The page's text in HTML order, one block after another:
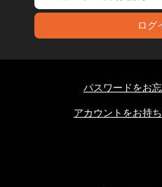
ログ
パスワードをお
アカウントをお持